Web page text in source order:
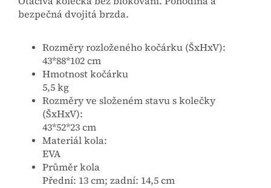
bezpečná dvojitá brzda.
Rozměry rozloženého kočárku (ŠxHxV):
43*88*102 cm
Hmotnost kočárku
5,5 kg
Rozměry ve složeném stavu s kolečky
(ŠxHxV):
43*52*23 cm
Materiál kola:
EVA
Průměr kola
Přední: 13 cm; zadní: 14,5 cm